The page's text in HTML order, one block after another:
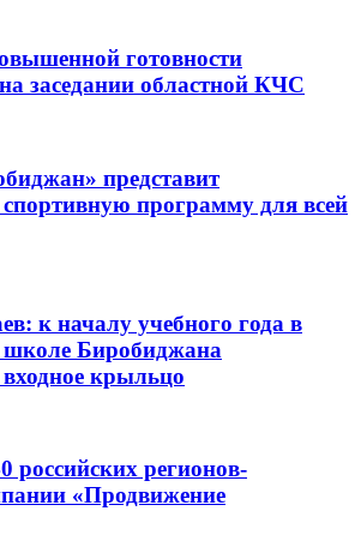
готовности
заседании областной КЧС
представит
программу для всей
к началу учебного года в
Биробиджана
крыльцо
российских регионов-
«Продвижение